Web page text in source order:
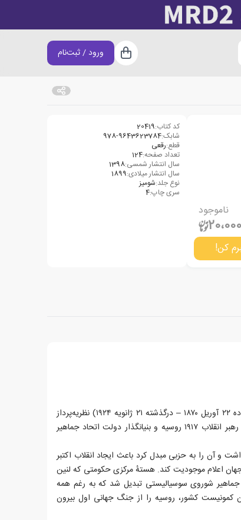
سبد خرید
ورود / ثبت‌نام
ناموجود
20،000
کن!
کد کتاب:20419
شابک:978-9643623784
قطع:رقعی
تعداد صفحه:124
سال انتشار شمسی:1398
سال انتشار میلادی:1899
نوع جلد:شومیز
سری چاپ:4
ولادیمیر ایلیچ اولیانوف معروف به لنین (زاده ۲۲ آوریل ۱۸۷۰ – درگذشته ۲۱ ژانویه ۱۹۲۴) نظریه‌پرداز
حزب کمونیسم و انقلابی کمونیست روسی، رهبر انقلاب ۱۹۱۷ روسیه و بنیانگذار دولت اتحاد جماهیر
و آن را به حزبی مبدل کرد باعث ایجاد انقلاب اکتبر
اعلام موجودیت کند. هستهٔ مرکزی حکومتی که لنین
جماهیر شوروی سوسیالیستی تبدیل شد که به رغم همه
کمونیست کشور، روسیه را از جنگ جهانی اول بیرون